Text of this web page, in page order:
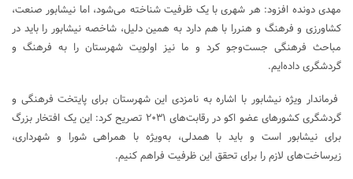
مهدی دونده افزود: هر شهری با یک ظرفیت شناخته می‌شود، اما نیشابور صنعت،
کشاورزی و فرهنگ و هنررا با هم دارد به همین دلیل، شاخصه نیشابور را باید در
مباحث فرهنگی جست‌و‌جو کرد و ما نیز اولویت شهرستان را به فرهنگ و
گردشگری داده‌ایم.
فرماندار ویژه نیشابور با اشاره به نامزدی این شهرستان برای پایتخت فرهنگی و
گردشگری کشور‌های عضو اکو در رقابت‌های ۲۰۳۱ تصریح کرد: این یک افتخار بزرگ
برای نیشابور است و باید با همدلی، به‌ویژه با همراهی شورا و شهرداری،
زیرساخت‌های لازم را برای تحقق این ظرفیت فراهم کنیم.